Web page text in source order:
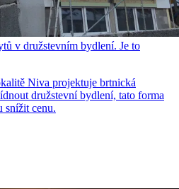
v družstevním bydlení. Je to
Niva projektuje brtnická
družstevní bydlení, tato forma
snížit cenu.